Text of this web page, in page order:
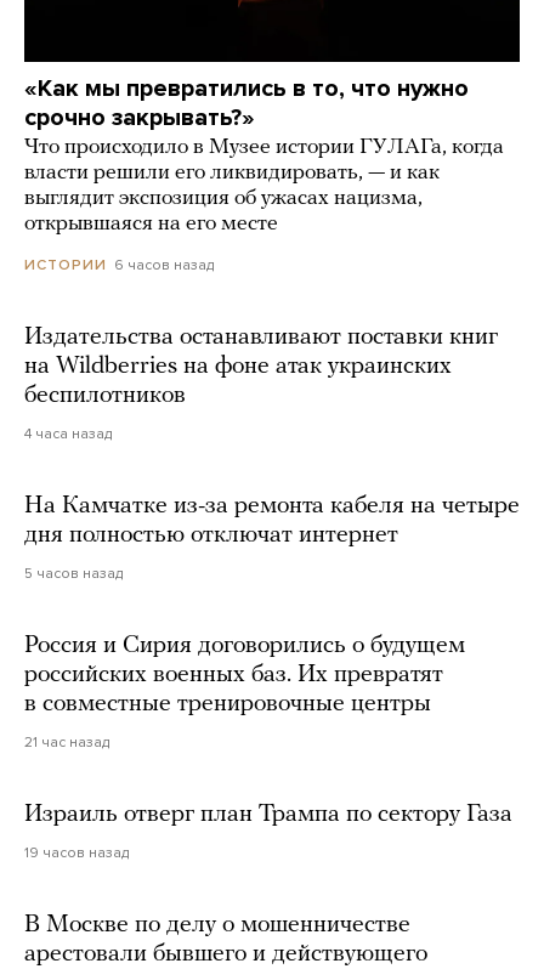
«Как мы превратились в то, что нужно
срочно закрывать?»
Что происходило в Музее истории ГУЛАГа, когда
власти решили его ликвидировать, — и как
выглядит экспозиция об ужасах нацизма,
открывшаяся на его месте
ИСТОРИИ 6 часов назад
Издательства останавливают поставки книг
на Wildberries на фоне атак украинских
беспилотников
4 часа назад
На Камчатке из-за ремонта кабеля на четыре
дня полностью отключат интернет
5 часов назад
Россия и Сирия договорились о будущем
российских военных баз. Их превратят
в совместные тренировочные центры
21 час назад
Израиль отверг план Трампа по сектору Газа
19 часов назад
В Москве по делу о мошенничестве
арестовали бывшего и действующего